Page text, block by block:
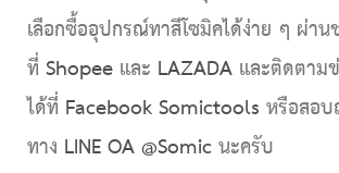
เลือกซื้ออุปกรณ์ทาสีโซมิคได้ง่าย ๆ ผ่าน
ที่ Shopee และ LAZADA และติดตาม
ได้ที่ Facebook Somictools หรือสอบ
ทาง LINE OA @Somicนะครับ